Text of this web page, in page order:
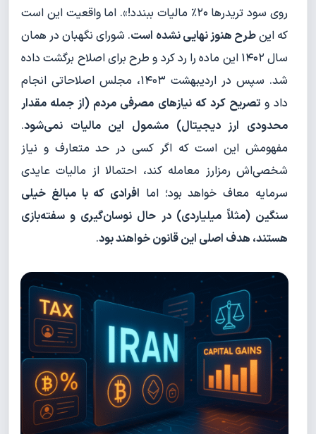
روی سود تریدرها ۲۰٪ مالیات ببندد!». اما واقعیت این است
که اینطرح هنوز نهایی نشده است. شورای نگهبان در همان
سال ۱۴۰۲ این ماده را رد کرد و طرح برای اصلاح برگشت داده
شد. سپس در اردیبهشت ۱۴۰۳، مجلس اصلاحاتی انجام
داد وتصریح کرد که نیازهای مصرفی مردم (از جمله مقدار
محدودی ارز دیجیتال) مشمول این مالیات نمی‌شود.
مفهومش این است که اگر کسی در حد متعارف و نیاز
شخصی‌اش رمزارز معامله کند، احتمالا از مالیات عایدی
سرمایه معاف خواهد بود؛ اما افرادی که با مبالغ خیلی
سنگین (مثلاً میلیاردی) در حال نوسان‌گیری و سفته‌بازی
هستند، هدف اصلی این قانون خواهند بود.